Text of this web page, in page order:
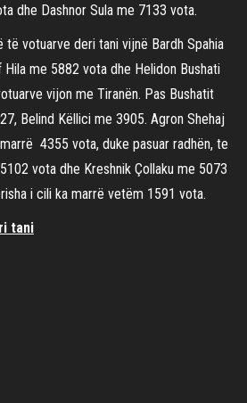
dhe Dashnor Sula me 7133 vota.
votuarve deri tani vijnë Bardh Spahia
me 5882 vota dhe Helidon Bushati
vijon me Tiranën. Pas Bushatit
Belind Këllici me 3905. Agron Shehaj
4355 vota, duke pasuar radhën, te
vota dhe Kreshnik Çollaku me 5073
i cili ka marrë vetëm 1591 vota.
tani